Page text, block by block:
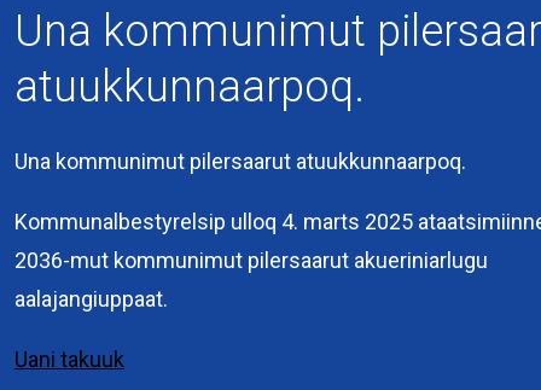
Una kommunimut
atuukkunnaarpoq.
Una kommunimut pilersaarut atuukkunnaarpoq.
Kommunalbestyrelsip ulloq 4. marts 2025
2036-mut kommunimut pilersaarut akueriniarlugu
aalajangiuppaat.
Uani takuuk
Kommuneqarfik
Sermersooq
Kuussuaq 2
3900 Nuuk